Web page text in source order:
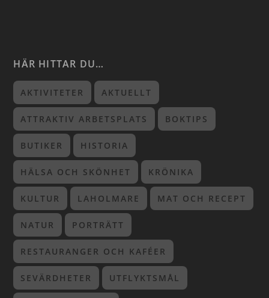
HÄR HITTAR DU…
AKTIVITETER AKTUELLT
ATTRAKTIV ARBETSPLATS BOKTIPS
BUTIKER HISTORIA
HÄLSA OCH SKÖNHET KRÖNIKA
KULTUR LAHOLMARE MAT OCH RECEPT
NATUR PORTRÄTT
RESTAURANGER OCH KAFÉER
SEVÄRDHETER UTFLYKTSMÅL